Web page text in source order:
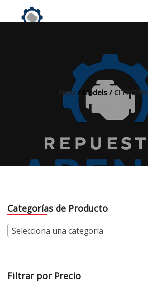
Inicio / Models / CITROEN
Categorías de Producto
Selecciona una categoría
Filtrar por Precio